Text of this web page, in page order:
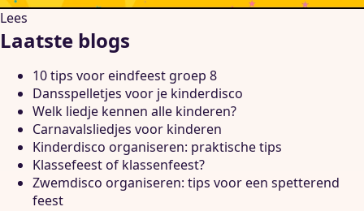
Lees
Laatste blogs
10 tips voor eindfeest groep 8
Dansspelletjes voor je kinderdisco
Welk liedje kennen alle kinderen?
Carnavalsliedjes voor kinderen
Kinderdisco organiseren: praktische tips
Klassefeest of klassenfeest?
Zwemdisco organiseren: tips voor een spetterend
feest